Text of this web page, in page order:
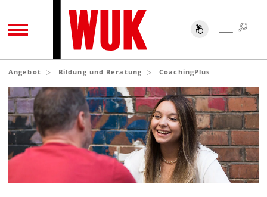
TOGGLE NAVIGATION SUCHE
Angebot Bildung und Beratung CoachingPlus